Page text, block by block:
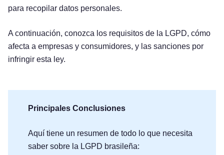
para recopilar datos personales.
A continuación, conozca los requisitos de la LGPD, cómo
afecta a empresas y consumidores, y las sanciones por
infringir esta ley.
Principales Conclusiones
Aquí tiene un resumen de todo lo que necesita
saber sobre la LGPD brasileña: